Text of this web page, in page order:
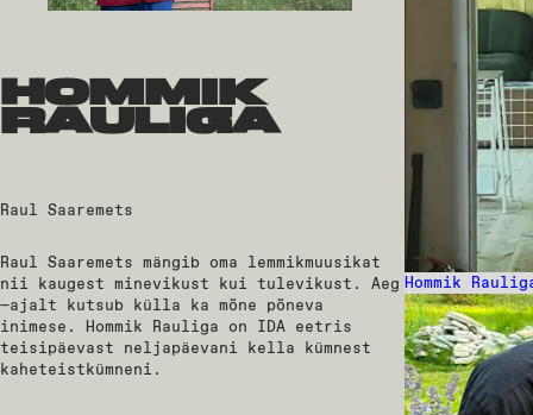
hommik
rauliga
Raul Saaremets
Raul Saaremets mängib oma lemmikmuusikat
nii kaugest minevikust kui tulevikust. Aeg
—ajalt kutsub külla ka mõne põneva
inimese. Hommik Rauliga on IDA eetris
teisipäevast neljapäevani kella kümnest
kaheteistkümneni.
Hommik